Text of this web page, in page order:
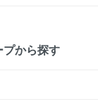
プから探す